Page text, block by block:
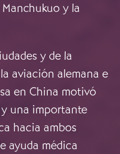
y la
y de la
aviación alemana e
en China motivó
una importante
hacia ambos
ayuda médica